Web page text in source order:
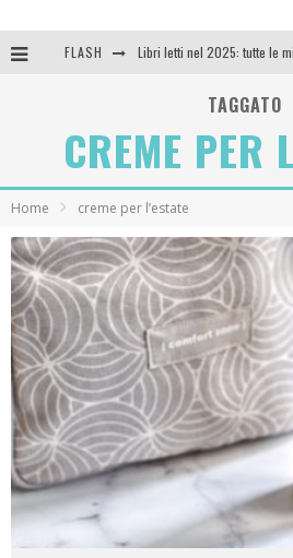
FLASH
SEE YOU AT 5 | Chanel
TAGGATO
CREME PER
Home creme per l’estate